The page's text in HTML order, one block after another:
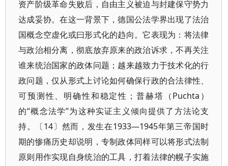
资产阶级革命失败后，自由主义被迫与封建保守势力
达成妥协。在这一背景下，德国公法学界出现了法治
国概念空虚化或曰形式化的趋向。它表现为：将法律
与政治相分离，彻底放弃原来的政治诉求，不再关注
谁来统治国家的政体问题；越来越致力于技术化的行
政问题，仅从形式上讨论如何确保行政的合法律性、
可预测性、明确性和稳定性；普赫塔（Puchta）
的“概念法学”为这种实证主义倾向提供了方法论支
持。〔14〕然而，发生在1933—1945年第三帝国时
期的惨痛历史却说明，专制政体同样可以将形式法制
原则用作实现自身统治的工具，打着法律的幌子实施